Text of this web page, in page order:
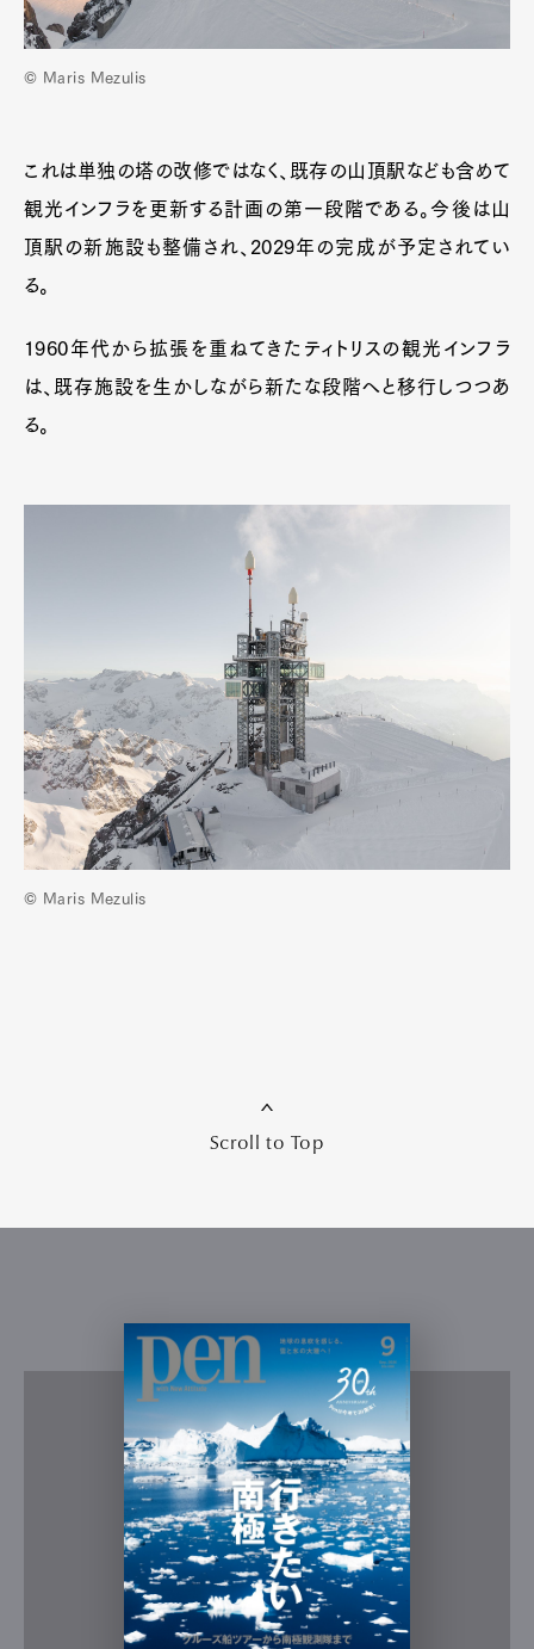
© Maris Mezulis
これは単独の塔の改修ではなく、既存の山頂駅なども含めて
観光インフラを更新する計画の第一段階である。今後は山
頂駅の新施設も整備され、2029年の完成が予定されてい
る。
1960年代から拡張を重ねてきたティトリスの観光インフラ
は、既存施設を生かしながら新たな段階へと移行しつつあ
る。
© Maris Mezulis
Scroll to Top